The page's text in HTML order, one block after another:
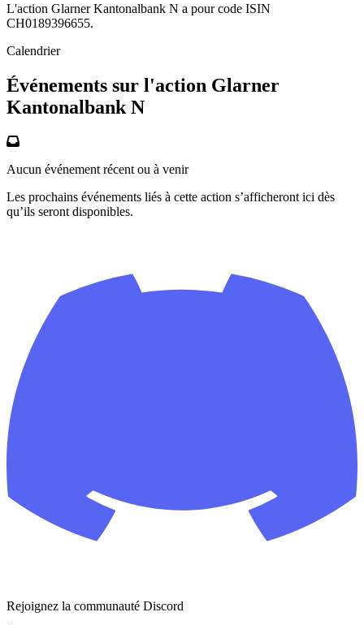
L'action Glarner Kantonalbank N a pour code ISIN
CH0189396655.
Calendrier
Événements sur l'action Glarner
Kantonalbank N
Aucun événement récent ou à venir
Les prochains événements liés à cette action s’afficheront ici dès
qu’ils seront disponibles.
Rejoignez la communauté Discord